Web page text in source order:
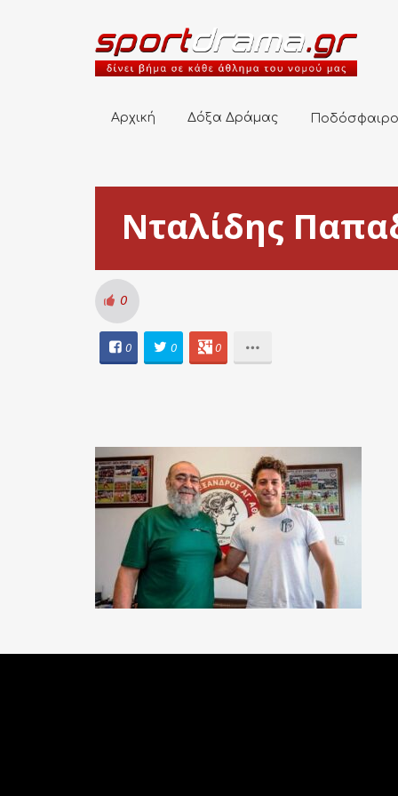
Αρχική Δόξα Δράμας Ποδόσφαιρο
Νταλίδης
0
0 0 0